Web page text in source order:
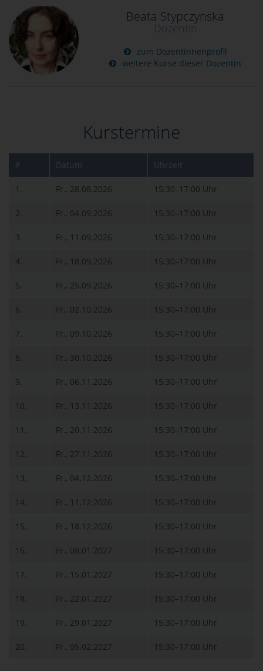
Beata Stypczynska
Dozentin
zum Dozentinnenprofil
weitere Kurse dieser Dozentin
Kurstermine
# Datum Uhrzeit
1. Fr., 28.08.2026 15:30–17:00 Uhr
2. Fr., 04.09.2026 15:30–17:00 Uhr
3. Fr., 11.09.2026 15:30–17:00 Uhr
4. Fr., 18.09.2026 15:30–17:00 Uhr
5. Fr., 25.09.2026 15:30–17:00 Uhr
6. Fr., 02.10.2026 15:30–17:00 Uhr
7. Fr., 09.10.2026 15:30–17:00 Uhr
8. Fr., 30.10.2026 15:30–17:00 Uhr
9. Fr., 06.11.2026 15:30–17:00 Uhr
10. Fr., 13.11.2026 15:30–17:00 Uhr
11. Fr., 20.11.2026 15:30–17:00 Uhr
12. Fr., 27.11.2026 15:30–17:00 Uhr
13. Fr., 04.12.2026 15:30–17:00 Uhr
14. Fr., 11.12.2026 15:30–17:00 Uhr
15. Fr., 18.12.2026 15:30–17:00 Uhr
16. Fr., 08.01.2027 15:30–17:00 Uhr
17. Fr., 15.01.2027 15:30–17:00 Uhr
18. Fr., 22.01.2027 15:30–17:00 Uhr
19. Fr., 29.01.2027 15:30–17:00 Uhr
20. Fr., 05.02.2027 15:30–17:00 Uhr